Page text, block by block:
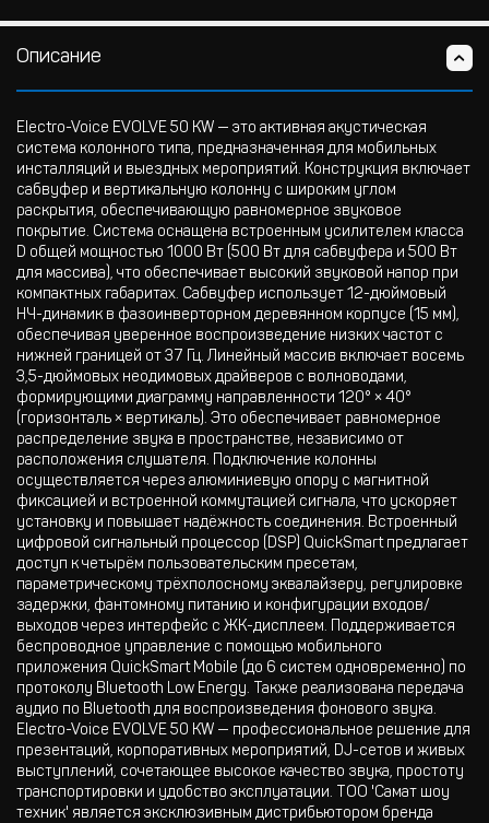
Описание
Electro-Voice EVOLVE 50 KW — это активная акустическая
система колонного типа, предназначенная для мобильных
инсталляций и выездных мероприятий. Конструкция включает
сабвуфер и вертикальную колонну с широким углом
раскрытия, обеспечивающую равномерное звуковое
покрытие. Система оснащена встроенным усилителем класса
D общей мощностью 1000 Вт (500 Вт для сабвуфера и 500 Вт
для массива), что обеспечивает высокий звуковой напор при
компактных габаритах. Сабвуфер использует 12-дюймовый
НЧ-динамик в фазоинверторном деревянном корпусе (15 мм),
обеспечивая уверенное воспроизведение низких частот с
нижней границей от 37 Гц. Линейный массив включает восемь
3,5-дюймовых неодимовых драйверов с волноводами,
формирующими диаграмму направленности 120° × 40°
(горизонталь × вертикаль). Это обеспечивает равномерное
распределение звука в пространстве, независимо от
расположения слушателя. Подключение колонны
осуществляется через алюминиевую опору с магнитной
фиксацией и встроенной коммутацией сигнала, что ускоряет
установку и повышает надёжность соединения. Встроенный
цифровой сигнальный процессор (DSP) QuickSmart предлагает
доступ к четырём пользовательским пресетам,
параметрическому трёхполосному эквалайзеру, регулировке
задержки, фантомному питанию и конфигурации входов/
выходов через интерфейс с ЖК-дисплеем. Поддерживается
беспроводное управление с помощью мобильного
приложения QuickSmart Mobile (до 6 систем одновременно) по
протоколу Bluetooth Low Energy. Также реализована передача
аудио по Bluetooth для воспроизведения фонового звука.
Electro-Voice EVOLVE 50 KW — профессиональное решение для
презентаций, корпоративных мероприятий, DJ-сетов и живых
выступлений, сочетающее высокое качество звука, простоту
транспортировки и удобство эксплуатации. ТОО 'Самат шоу
техник' является эксклюзивным дистрибьютором бренда